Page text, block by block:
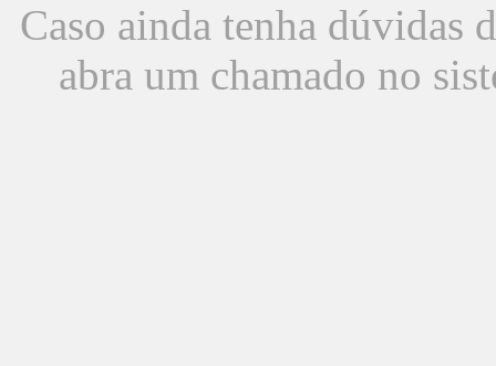
Caso ainda tenha dúvidas
abra um chamado no